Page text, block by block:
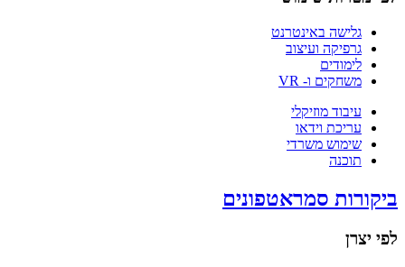
גלישה באינטרנט
גרפיקה ועיצוב
לימודים
משחקים ו- VR
עיבוד מוזיקלי
עריכת וידאו
שימוש משרדי
תוכנה
ביקורות סמראטפונים
לפי יצרן